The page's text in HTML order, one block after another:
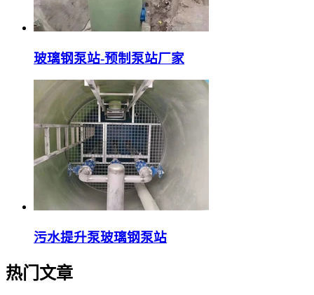
玻璃钢泵站-预制泵站厂家
污水提升泵玻璃钢泵站
热门文章